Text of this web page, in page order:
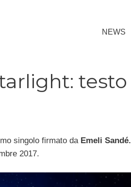
NEWS
testo
singolo firmato da Emeli Sandé.
2017.